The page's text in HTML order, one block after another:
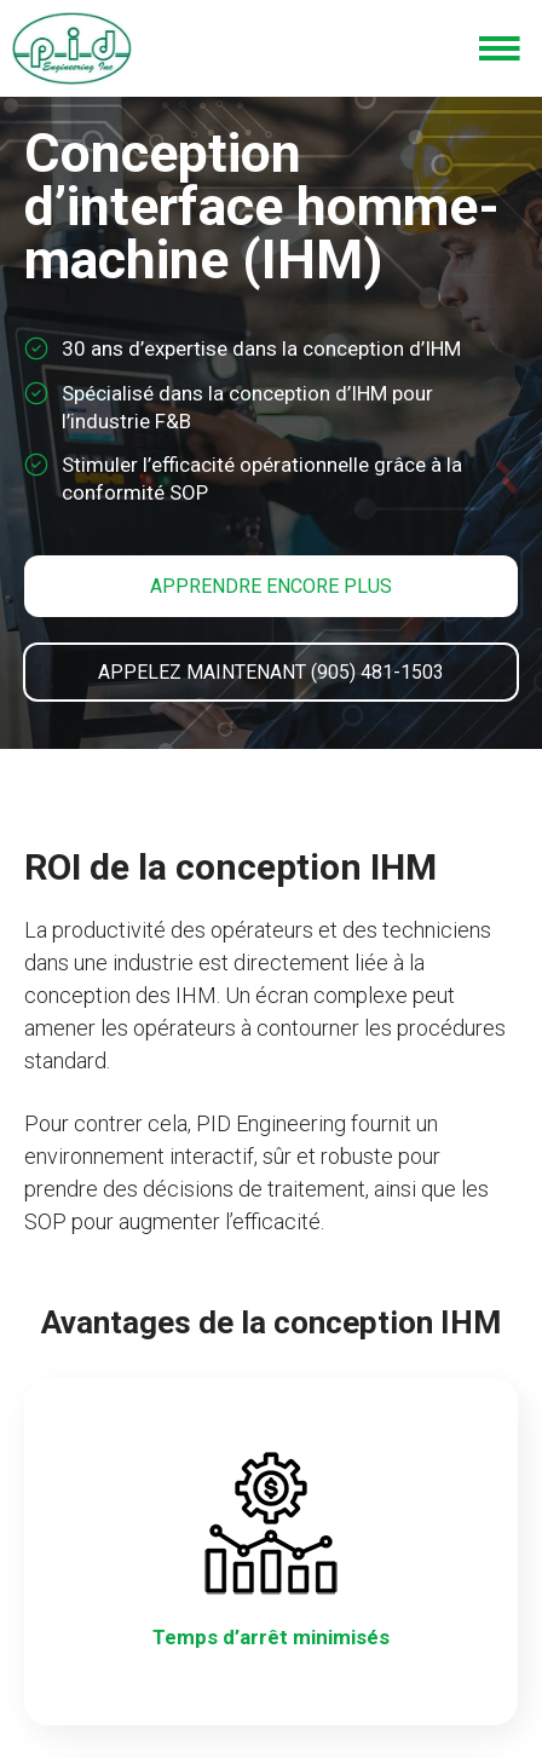
to
main
content
to
footer
Conception
d’interface homme-
machine (IHM)
30 ans d’expertise dans la conception d’IHM
Spécialisé dans la conception d’IHM pour
l’industrie F&B
Stimuler l’efficacité opérationnelle grâce à la
conformité SOP
APPRENDRE ENCORE PLUS
APPELEZ MAINTENANT (905) 481-1503
ROI de la conception IHM
La productivité des opérateurs et des techniciens
dans une industrie est directement liée à la
conception des IHM. Un écran complexe peut
amener les opérateurs à contourner les procédures
standard.
Pour contrer cela, PID Engineering fournit un
environnement interactif, sûr et robuste pour
prendre des décisions de traitement, ainsi que les
SOP pour augmenter l’efficacité.
Avantages de la conception IHM
Temps d’arrêt minimisés